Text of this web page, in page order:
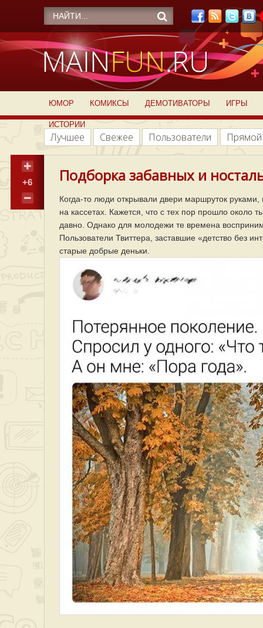
ЮМОР КОМИКСЫ ДЕМОТИВАТОРЫ ИГРЫ
ИСТОРИИ
Лучшее Свежее Пользователи
+6 Подборка забавных и
Когда-то люди открывали двери маршруток
на кассетах. Кажется, что с тех пор прошло около
давно. Однако для молодежи те времена
Пользователи Твиттера, заставшие «детство без
старые добрые деньки.